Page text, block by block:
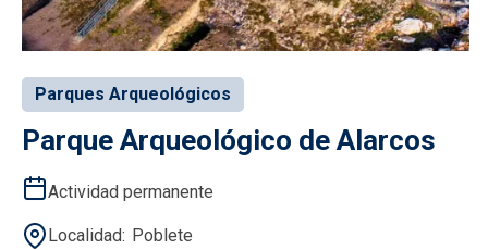
Parques Arqueológicos
Parque Arqueológico de Alarcos
Actividad permanente
Localidad
Poblete